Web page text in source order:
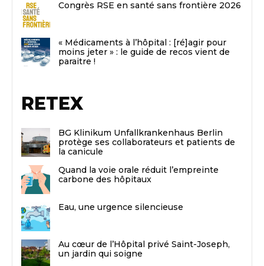
Congrès RSE en santé sans frontière 2026
« Médicaments à l’hôpital : [ré]agir pour
moins jeter » : le guide de recos vient de
paraitre !
RETEX
BG Klinikum Unfallkrankenhaus Berlin
protège ses collaborateurs et patients de
la canicule
Quand la voie orale réduit l’empreinte
carbone des hôpitaux
Eau, une urgence silencieuse
Au cœur de l’Hôpital privé Saint-Joseph,
un jardin qui soigne